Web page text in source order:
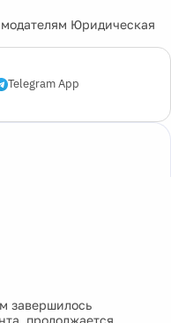
Юридическая
Telegram App
завершилось